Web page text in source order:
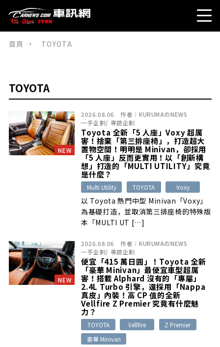
首頁 TOYOTA
TOYOTA
NEW
2026.08.06 作者： KURUMAのNEWS
一手企劃/ 專題企劃
Toyota 全新「5 人座」Voxy 超厲
害！捨棄「第三排座椅」，打造超大
置物空間！明明是 Minivan，卻採用
「5 人座」反而更實用！以「創新構
想」打造的「MULTI UTILITY」究竟
是什麼？
Multi Utility TOYOTA Voxy
以 Toyota 熱門中型 Minivan「Voxy」
為基礎打造，並取消第三排座椅的特殊版
本「MULTI UT […]
NEW
2026.08.06 作者： KURUMAのNEWS
一手企劃/ 專題企劃
便宜「415 萬日圓」！Toyota 全新
「豪華 Minivan」最便宜車型超厲
害！搭載 Alphard 沒有的「專屬」
2.4L Turbo 引擎，還採用「Nappa
真皮」內裝！高 CP 值的全新
Vellfire Z Premier 究竟有什麼魅
力？
TOYOTA Vellfire
Z Premier
豪華 Minivan